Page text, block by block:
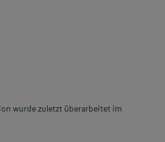
wurde zuletzt überarbeitet im